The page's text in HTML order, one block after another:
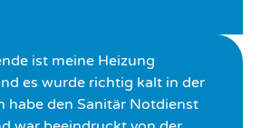
ist meine Heizung
es wurde richtig kalt in der
habe den Sanitär Notdienst